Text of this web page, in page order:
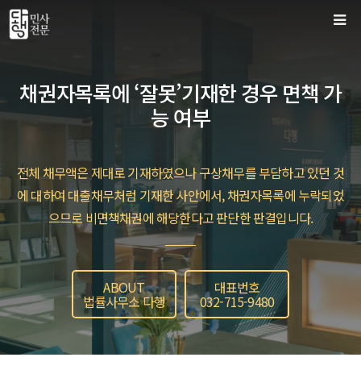
컨
텐
건
기
채권자목록에 ‘잘못’기재한 경우 면책 가
능 여부
전체 채무액은 제대로 기재하였으나 구상채무를 부담하고 있던 것
에 대하여 대출채무처럼 기재한 사안에서, 채권자목록에 누락되었
으므로 비면책채권에 해당한다고 판단한 판결입니다.
ABOUT
법률사무소 다행
대표번호
032-715-9480